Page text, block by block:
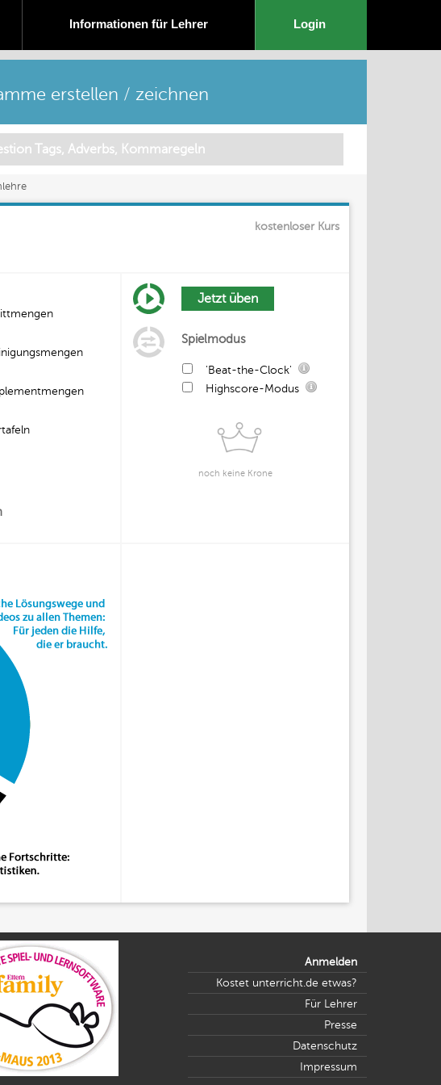
Login
Informationen für Lehrer
erstellen / zeichnen
kostenloser Kurs
Jetzt üben
Spielmodus
'Beat-the-Clock'
Highscore-Modus
noch keine Krone
Anmelden
Kostet unterricht.de etwas?
Für Lehrer
Presse
Datenschutz
Impressum